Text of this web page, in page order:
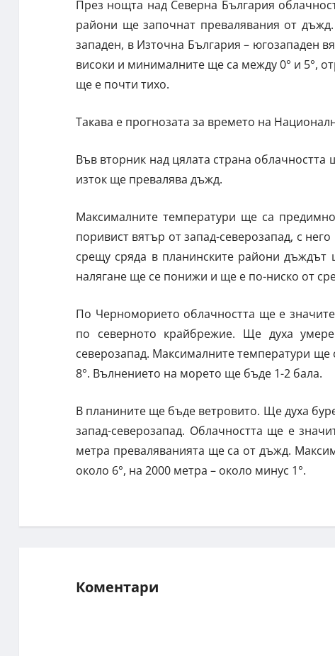
През нощта над Северна България
райони ще започнат превалявания от
западен, в Източна България – югозападен
високи и минималните ще са между 0° и 5°,
ще е почти тихо.
Такава е прогнозата за времето на
Във вторник над цялата страна
изток ще превалява дъжд.
Максималните температури ще са
поривист вятър от запад-северозапад, с
срещу сряда в планинските райони
налягане ще се понижи и ще е по-ниско от
По Черноморието облачността ще е
по северното крайбрежие. Ще духа
северозапад. Максималните температури ще
8°. Вълнението на морето ще бъде 1-2 бала.
В планините ще бъде ветровито. Ще духа
запад-северозапад. Облачността ще е
метра преваляванията ще са от дъжд.
около 6°, на 2000 метра – около минус 1°.
Коментари